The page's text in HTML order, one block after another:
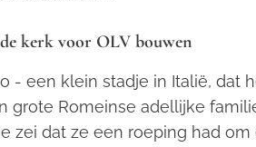
kerk voor OLV bouwen
- een klein stadje in Italië, dat
grote Romeinse adellijke
zei dat ze een roeping had